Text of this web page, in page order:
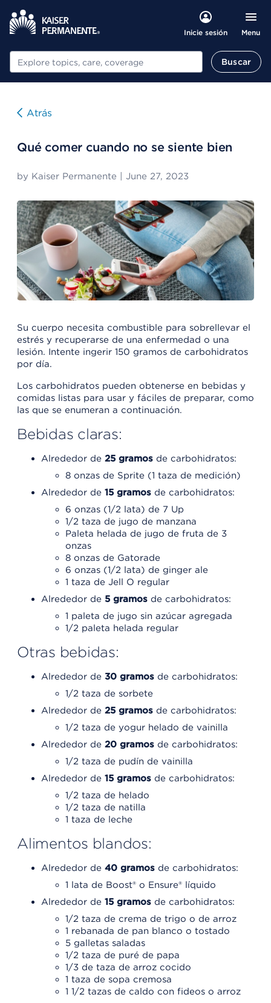
Inicie sesión Menu
Buscar Buscar
Atrás
Qué comer cuando no se siente bien
by Kaiser Permanente June 27, 2023
Su cuerpo necesita combustible para sobrellevar el
estrés y recuperarse de una enfermedad o una
lesión. Intente ingerir 150 gramos de carbohidratos
por día.
Los carbohidratos pueden obtenerse en bebidas y
comidas listas para usar y fáciles de preparar, como
las que se enumeran a continuación.
Bebidas claras:
Alrededor de 25 gramos de carbohidratos:
8 onzas de Sprite (1 taza de medición)
Alrededor de 15 gramos de carbohidratos:
6 onzas (1/2 lata) de 7 Up
1/2 taza de jugo de manzana
Paleta helada de jugo de fruta de 3
onzas
8 onzas de Gatorade
6 onzas (1/2 lata) de ginger ale
1 taza de Jell O regular
Alrededor de 5 gramos de carbohidratos:
1 paleta de jugo sin azúcar agregada
1/2 paleta helada regular
Otras bebidas:
Alrededor de 30 gramos de carbohidratos:
1/2 taza de sorbete
Alrededor de 25 gramos de carbohidratos:
1/2 taza de yogur helado de vainilla
Alrededor de 20 gramos de carbohidratos:
1/2 taza de pudín de vainilla
Alrededor de 15 gramos de carbohidratos:
1/2 taza de helado
1/2 taza de natilla
1 taza de leche
Alimentos blandos:
Alrededor de 40 gramos de carbohidratos:
1 lata de Boost® o Ensure® líquido
Alrededor de 15 gramos de carbohidratos:
1/2 taza de crema de trigo o de arroz
1 rebanada de pan blanco o tostado
5 galletas saladas
1/2 taza de puré de papa
1/3 de taza de arroz cocido
1 taza de sopa cremosa
1 1/2 tazas de caldo con fideos o arroz